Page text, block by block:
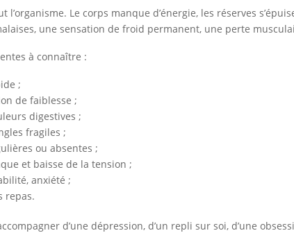
l’organisme. Le corps manque d’énergie, les réserves
une sensation de froid permanent, une perte
à connaître :
;
de faiblesse ;
digestives ;
fragiles ;
ou absentes ;
et baisse de la tension ;
anxiété ;
repas.
d’une dépression, d’un repli sur soi, d’une